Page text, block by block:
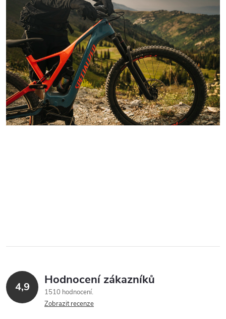
4,9 Hodnocení zákazníků
1510 hodnocení
Zobrazit recenze